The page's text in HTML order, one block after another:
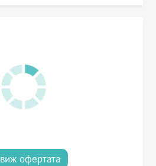
виж офертата